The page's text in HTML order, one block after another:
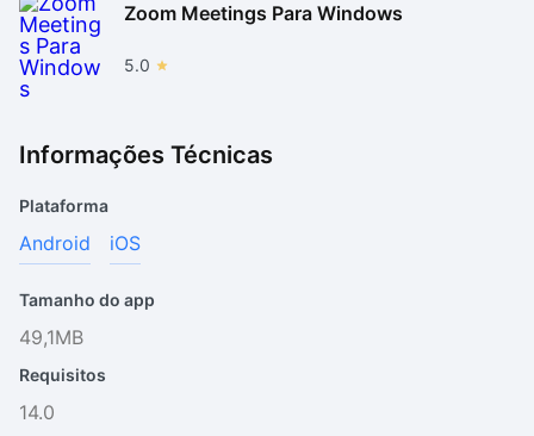
Zoom Meetings Para Windows
5.0
Informações Técnicas
Plataforma
Android iOS
Tamanho do app
49,1MB
Requisitos
14.0